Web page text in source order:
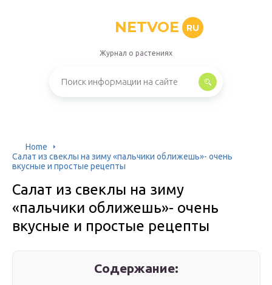
NETVOE RU
Журнал о растениях
Home
Салат из свеклы на зиму «пальчики оближешь»- очень
вкусные и простые рецепты
Салат из свеклы на зиму
«пальчики оближешь»- очень
вкусные и простые рецепты
Содержание: